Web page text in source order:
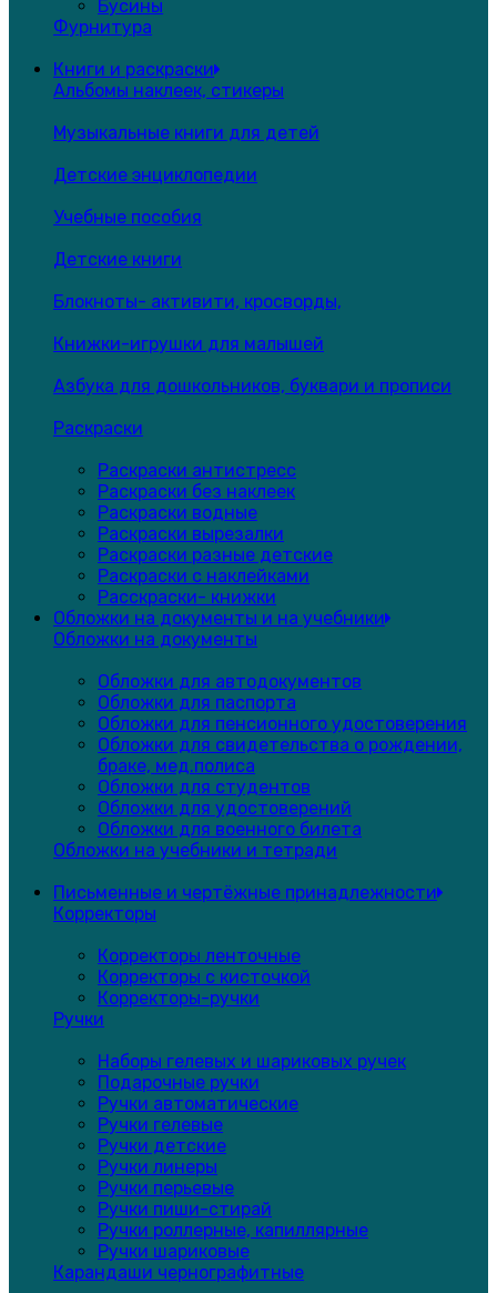
Бусины
Фурнитура
Книги и раскраски
Альбомы наклеек, стикеры
Музыкальные книги для детей
Детские энциклопедии
Учебные пособия
Детские книги
Блокноты- активити, кросворды,
Книжки-игрушки для малышей
Азбука для дошкольников, буквари и прописи
Раскраски
Раскраски антистресс
Раскраски без наклеек
Раскраски водные
Раскраски вырезалки
Раскраски разные детские
Раскраски с наклейками
Расскраски- книжки
Обложки на документы и на учебники
Обложки на документы
Обложки для автодокументов
Обложки для паспорта
Обложки для пенсионного удостоверения
Обложки для свидетельства о рождении,
браке, мед.полиса
Обложки для студентов
Обложки для удостоверений
Обложки для военного билета
Обложки на учебники и тетради
Письменные и чертёжные принадлежности
Корректоры
Корректоры ленточные
Корректоры с кисточкой
Корректоры-ручки
Ручки
Наборы гелевых и шариковых ручек
Подарочные ручки
Ручки автоматические
Ручки гелевые
Ручки детские
Ручки линеры
Ручки перьевые
Ручки пиши-стирай
Ручки роллерные, капиллярные
Ручки шариковые
Карандаши чернографитные